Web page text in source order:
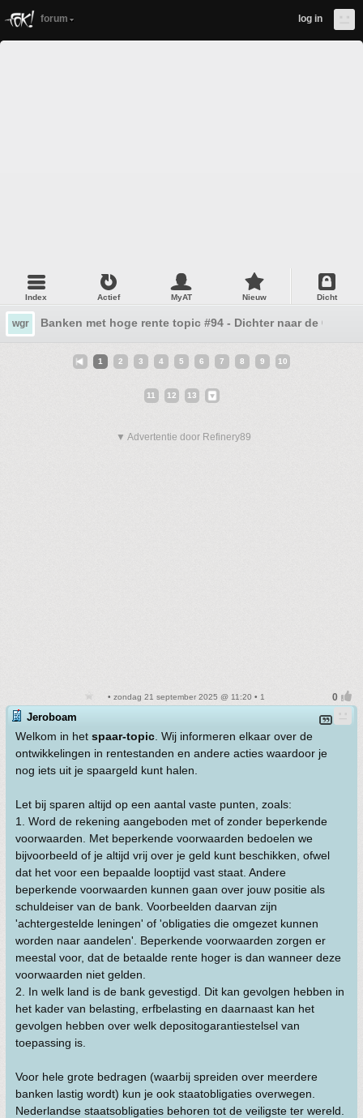
forum log in
Index Actief MyAT Nieuw Dicht
wgr Banken met hoge rente topic #94 - Dichter naar de 0
1 2 3 4 5 6 7 8 9 10
11 12 13
▼ Advertentie door Refinery89
• zondag 21 september 2025 @ 11:20 • 1
Jeroboam
Welkom in het spaar-topic . Wij informeren elkaar over de
ontwikkelingen in rentestanden en andere acties waardoor je
nog iets uit je spaargeld kunt halen.
Let bij sparen altijd op een aantal vaste punten, zoals:
1. Word de rekening aangeboden met of zonder beperkende
voorwaarden. Met beperkende voorwaarden bedoelen we
bijvoorbeeld of je altijd vrij over je geld kunt beschikken, ofwel
dat het voor een bepaalde looptijd vast staat. Andere
beperkende voorwaarden kunnen gaan over jouw positie als
schuldeiser van de bank. Voorbeelden daarvan zijn
'achtergestelde leningen' of 'obligaties die omgezet kunnen
worden naar aandelen'. Beperkende voorwaarden zorgen er
meestal voor, dat de betaalde rente hoger is dan wanneer deze
voorwaarden niet gelden.
2. In welk land is de bank gevestigd. Dit kan gevolgen hebben in
het kader van belasting, erfbelasting en daarnaast kan het
gevolgen hebben over welk depositogarantiestelsel van
toepassing is.
Voor hele grote bedragen (waarbij spreiden over meerdere
banken lastig wordt) kun je ook staatobligaties overwegen.
Nederlandse staatsobligaties behoren tot de veiligste ter wereld.